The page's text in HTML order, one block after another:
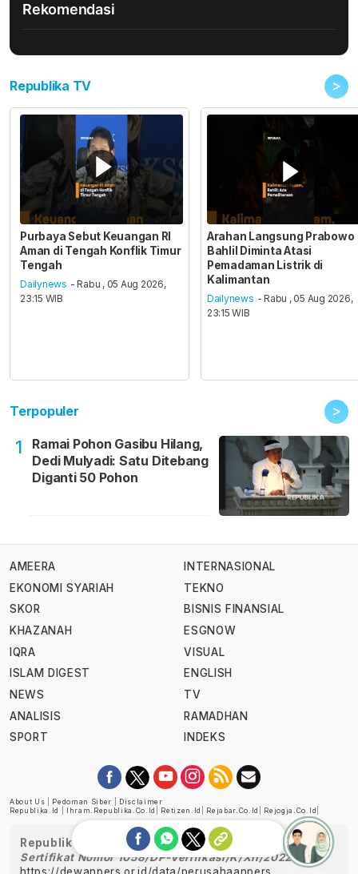
Rekomendasi
Republika TV >
Purbaya Sebut Keuangan RI
Aman di Tengah Konflik Timur
Tengah
Dailynews - Rabu , 05 Aug 2026,
23:15 WIB
Arahan Langsung Prabowo
Bahlil Diminta Atasi
Pemadaman Listrik di
Kalimantan
Dailynews - Rabu , 05 Aug 2026,
23:15 WIB
Terpopuler >
1
Ramai Pohon Gasibu Hilang,
Dedi Mulyadi: Satu Ditebang
Diganti 50 Pohon
AMEERA
EKONOMI SYARIAH
SKOR
KHAZANAH
IQRA
ISLAM DIGEST
NEWS
ANALISIS
SPORT
INTERNASIONAL
TEKNO
BISNIS FINANSIAL
ESGNOW
VISUAL
ENGLISH
TV
RAMADHAN
INDEKS
About Us Pedoman Siber
Disclaimer
Republika.id
Ihram.republika.co.id Retizen.id Rejabar.co.id Rejogja.co.id
Republika telah diverifikasi oleh Dewan Pers
Sertifikat Nomor 1058/DP-Verifikasi/K/XII/2022
https://dewanpers.or.id/data/perusahaanpers